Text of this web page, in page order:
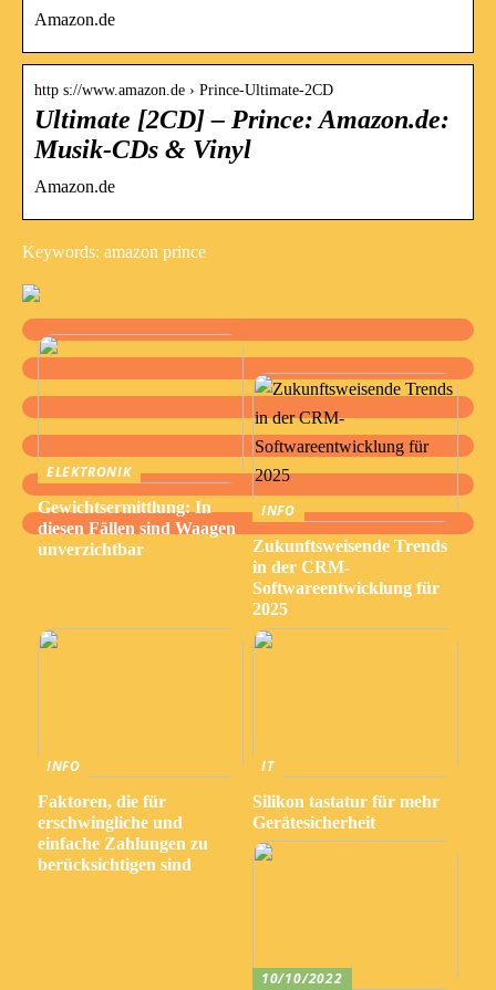
Amazon.de
http s://www.amazon.de › Prince-Ultimate-2CD
Ultimate [2CD] – Prince: Amazon.de:
Musik-CDs & Vinyl
Amazon.de
Keywords: amazon prince
ELEKTRONIK
Gewichtsermittlung: In
diesen Fällen sind Waagen
unverzichtbar
INFO
Zukunftsweisende Trends
in der CRM-
Softwareentwicklung für
2025
INFO
Faktoren, die für
erschwingliche und
einfache Zahlungen zu
berücksichtigen sind
IT
Silikon tastatur für mehr
Gerätesicherheit
10/10/2022